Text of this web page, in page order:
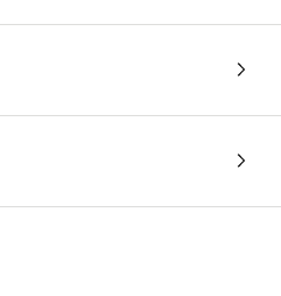
28,6 mm, 300 mm
bagasjebærer,